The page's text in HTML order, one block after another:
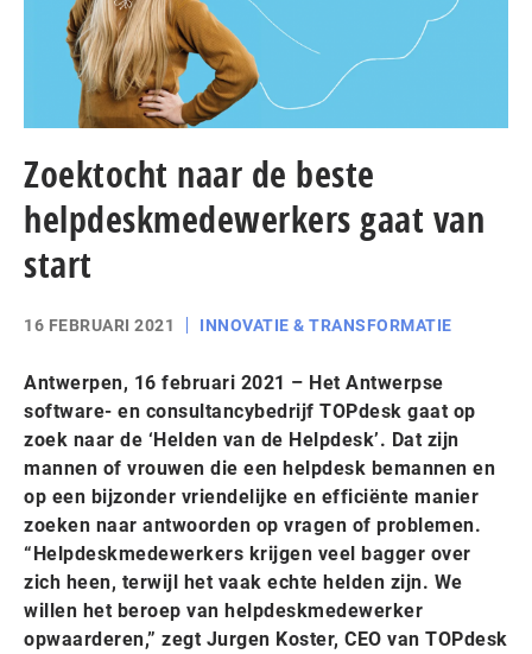
Zoektocht naar de beste
helpdeskmedewerkers gaat van
start
16 FEBRUARI 2021 INNOVATIE & TRANSFORMATIE
Antwerpen, 16 februari 2021 – Het Antwerpse
software- en consultancybedrijf TOPdesk gaat op
zoek naar de ‘Helden van de Helpdesk’. Dat zijn
mannen of vrouwen die een helpdesk bemannen en
op een bijzonder vriendelijke en efficiënte manier
zoeken naar antwoorden op vragen of problemen.
“Helpdeskmedewerkers krijgen veel bagger over
zich heen, terwijl het vaak echte helden zijn. We
willen het beroep van helpdeskmedewerker
opwaarderen,” zegt Jurgen Koster, CEO van TOPdesk